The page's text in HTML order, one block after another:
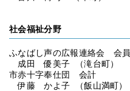
社会福祉分野
ふなばし声の広報連絡会 会員
成田 優美子 （滝台町）
市赤十字奉仕団 会計
伊藤 かよ子 （飯山満町）